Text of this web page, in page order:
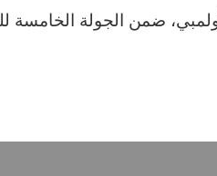
في المباراة التي أُقيمت مساء الجمعة على ملعب 5 جويلية